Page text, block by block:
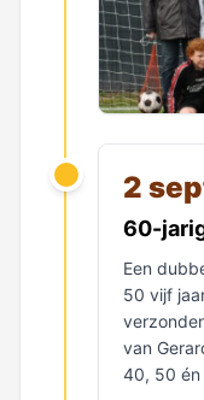
2
60-
Een
50 vijf
van
40, 50 én